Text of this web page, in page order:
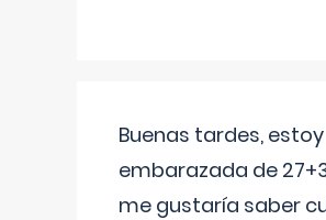
Buenas tardes, estoy
embarazada de
me gustaría saber